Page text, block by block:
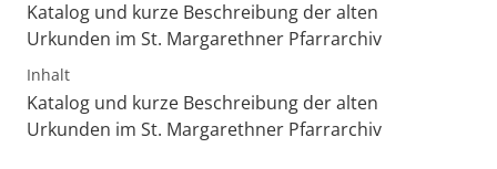
Katalog und kurze Beschreibung der alten
Urkunden im St. Margarethner Pfarrarchiv
Inhalt
Katalog und kurze Beschreibung der alten
Urkunden im St. Margarethner Pfarrarchiv